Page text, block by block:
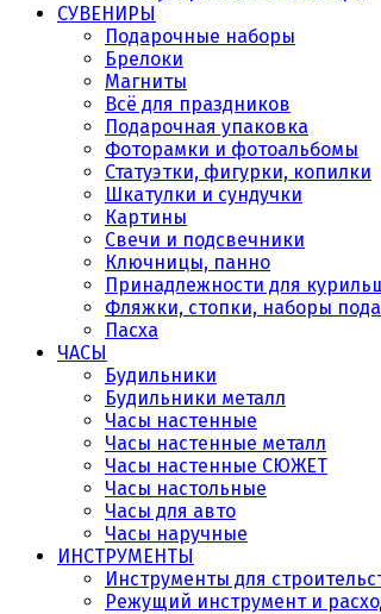
СУВЕНИРЫ
Подарочные наборы
Брелоки
Магниты
Всё для праздников
Подарочная упаковка
Фоторамки и фотоальбомы
Статуэтки, фигурки, копилки
Шкатулки и сундучки
Картины
Свечи и подсвечники
Ключницы, панно
Принадлежности для
Фляжки, стопки, наборы
Пасха
ЧАСЫ
Будильники
Будильники металл
Часы настенные
Часы настенные металл
Часы настенные СЮЖЕТ
Часы настольные
Часы для авто
Часы наручные
ИНСТРУМЕНТЫ
Инструменты для
Режущий инструмент и